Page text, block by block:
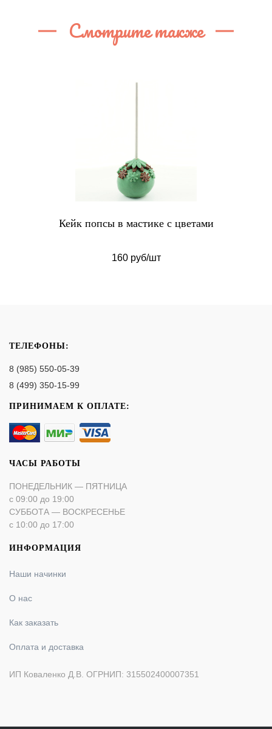
Смотрите также
Кейк попсы в мастике с цветами
160 руб/шт
ТЕЛЕФОНЫ:
8 (985) 550-05-39
8 (499) 350-15-99
ПРИНИМАЕМ К ОПЛАТЕ:
ЧАСЫ РАБОТЫ
ПОНЕДЕЛЬНИК — ПЯТНИЦА
с 09:00 до 19:00
СУББОТА — ВОСКРЕСЕНЬЕ
с 10:00 до 17:00
ИНФОРМАЦИЯ
Наши начинки
О нас
Как заказать
Оплата и доставка
ИП Коваленко Д.В. ОГРНИП: 315502400007351